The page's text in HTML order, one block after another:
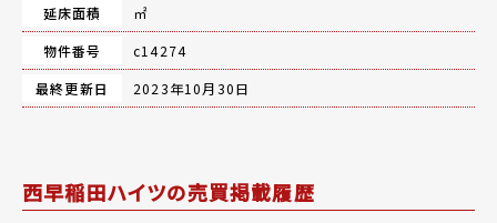
延床面積
㎡
物件番号
c14274
最終更新日
2023年10月30日
西早稲田ハイツの売買掲載履歴